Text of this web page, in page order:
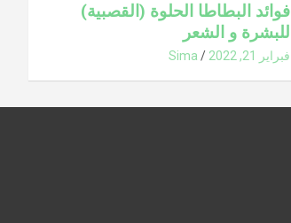
فوائد البطاطا الحلوة (القصبية)
للبشرة و الشعر
فبراير 21, 2022 Sima